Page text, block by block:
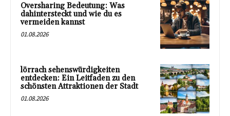
Oversharing Bedeutung: Was
dahintersteckt und wie du es
vermeiden kannst
01.08.2026
lörrach sehenswürdigkeiten
entdecken: Ein Leitfaden zu den
schönsten Attraktionen der Stadt
01.08.2026